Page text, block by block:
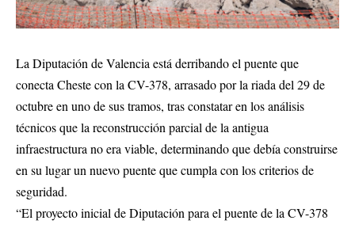
La Diputación de Valencia está derribando el puente que
conecta Cheste con la CV-378, arrasado por la riada del 29 de
octubre en uno de sus tramos, tras constatar en los análisis
técnicos que la reconstrucción parcial de la antigua
infraestructura no era viable, determinando que debía construirse
en su lugar un nuevo puente que cumpla con los criterios de
seguridad.
“El proyecto inicial de Diputación para el puente de la CV-378